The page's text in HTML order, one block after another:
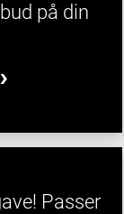
på din
Passer